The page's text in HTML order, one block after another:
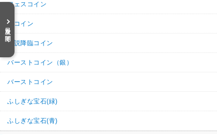
目次を開く
フェスコイン
祭コイン
伝説降臨コイン
バーストコイン（銀）
バーストコイン
ふしぎな宝石(緑)
ふしぎな宝石(青)